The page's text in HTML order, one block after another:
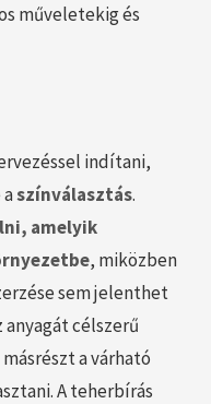
műveletekig és
indítani,
színválasztás.
amelyik
, miközben
sem jelenthet
célszerű
a várható
A teherbírás